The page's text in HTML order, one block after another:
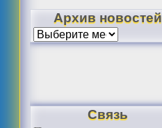
Архив новостей
Связь